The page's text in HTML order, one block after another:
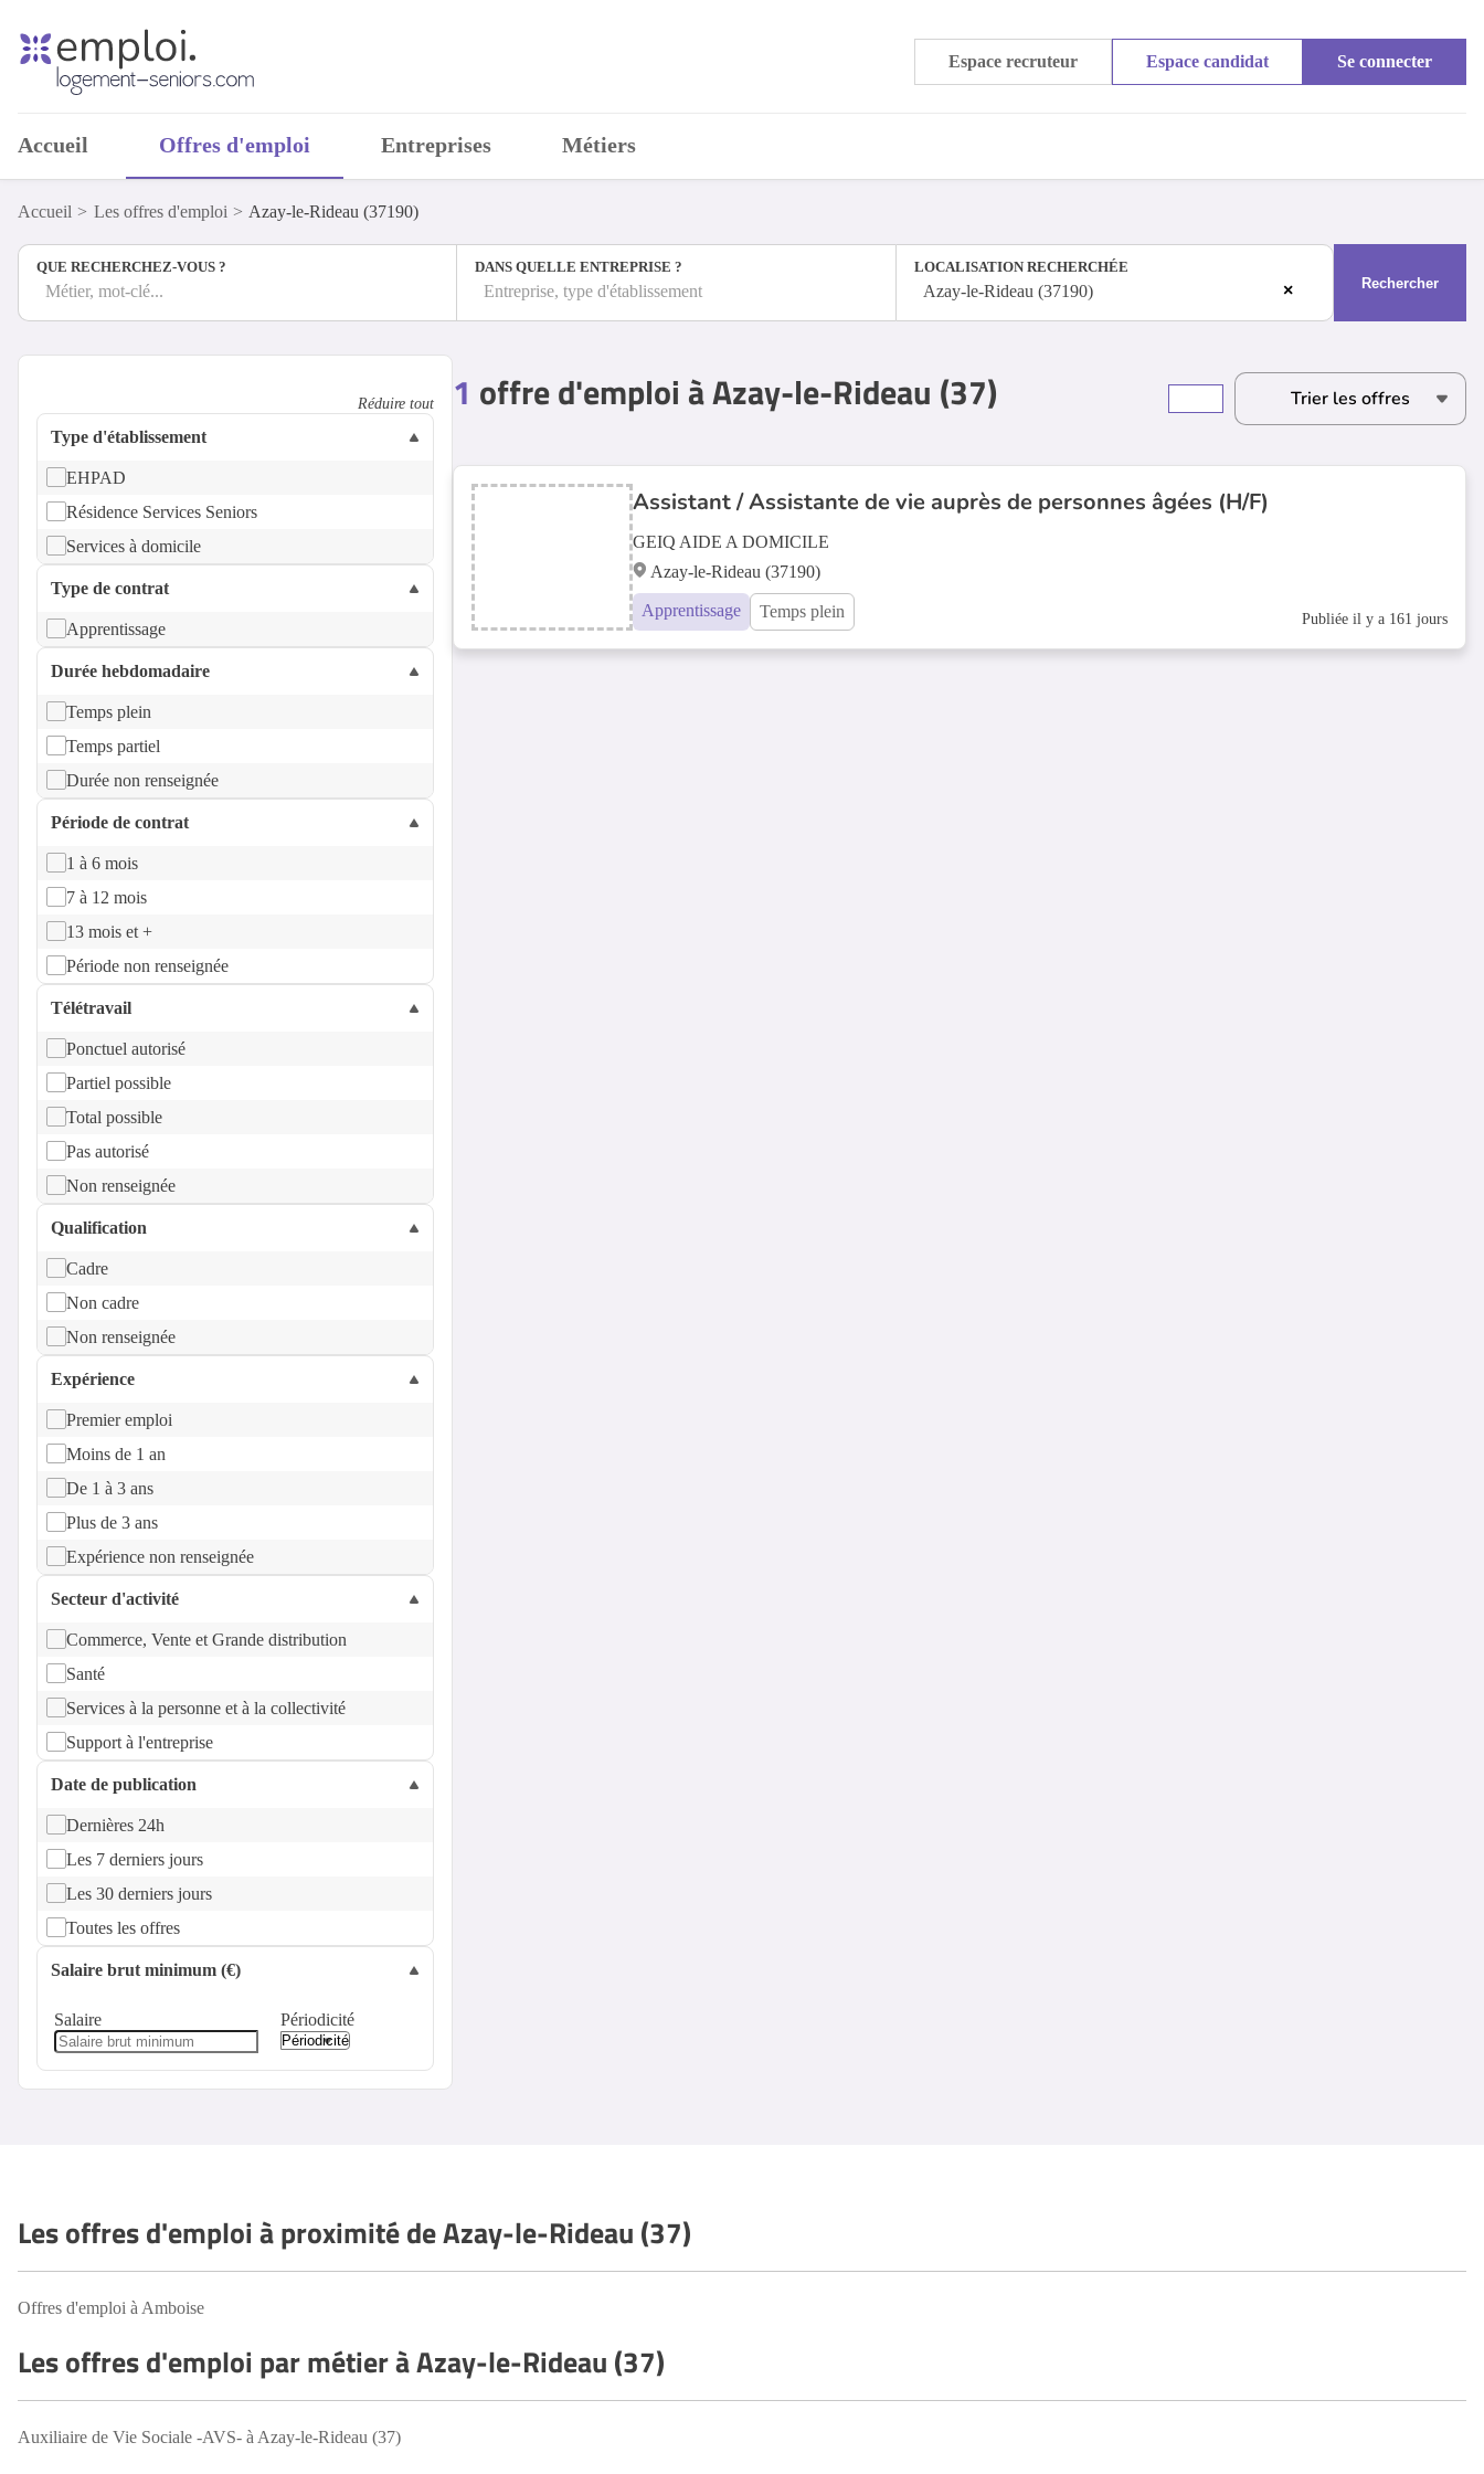
Espace recruteur Espace candidat Se connecter
Accueil Offres d'emploi Entreprises Métiers
Accueil Les offres d'emploi Azay-le-Rideau (37190)
QUE RECHERCHEZ-VOUS ?
Métier, mot-clé...
DANS QUELLE ENTREPRISE ?
Entreprise, type d'établissement
LOCALISATION RECHERCHÉE
×
Azay-le-Rideau (37190) Rechercher
1 offre d'emploi à Azay-le-Rideau (37)
Assistant / Assistante de vie auprès de personnes âgées (H/F)
GEIQ AIDE A DOMICILE
Azay-le-Rideau (37190)
Apprentissage Temps plein Publiée il y a 161 jours
Réduire tout
Type d'établissement
EHPAD
Résidence Services Seniors
Services à domicile
Type de contrat
Apprentissage
Durée hebdomadaire
Temps plein
Temps partiel
Durée non renseignée
Période de contrat
1 à 6 mois
7 à 12 mois
13 mois et +
Période non renseignée
Télétravail
Ponctuel autorisé
Partiel possible
Total possible
Pas autorisé
Non renseignée
Qualification
Cadre
Non cadre
Non renseignée
Expérience
Premier emploi
Moins de 1 an
De 1 à 3 ans
Plus de 3 ans
Expérience non renseignée
Secteur d'activité
Commerce, Vente et Grande distribution
Santé
Services à la personne et à la collectivité
Support à l'entreprise
Date de publication
Dernières 24h
Les 7 derniers jours
Les 30 derniers jours
Toutes les offres
Salaire brut minimum (€)
Salaire Périodicité
Les offres d'emploi à proximité de Azay-le-Rideau (37)
Offres d'emploi à Amboise
Les offres d'emploi par métier à Azay-le-Rideau (37)
Auxiliaire de Vie Sociale -AVS- à Azay-le-Rideau (37)